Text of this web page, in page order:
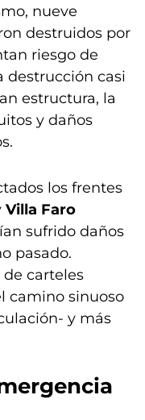
nueve
destruidos por
riesgo de
destrucción casi
estructura, la
y daños
los frentes
Villa Faro
sufrido daños
pasado.
carteles
camino sinuoso
y más